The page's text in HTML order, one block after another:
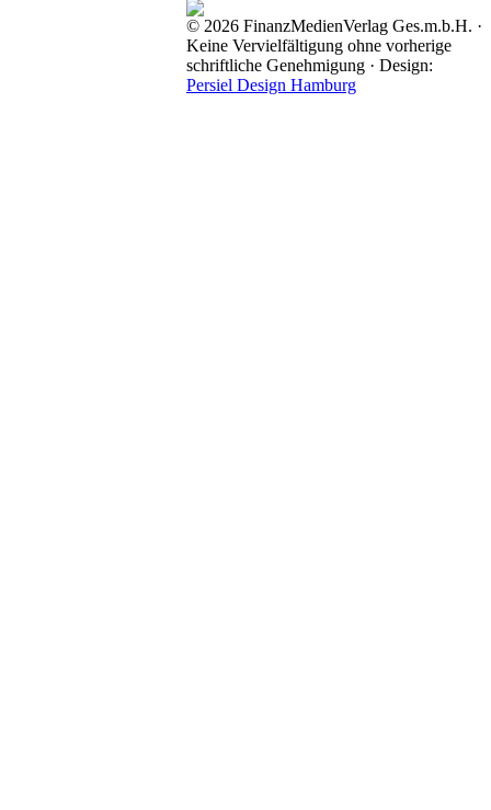
© 2026 FinanzMedienVerlag Ges.m.b.H. ·
Keine Vervielfältigung ohne vorherige
schriftliche Genehmigung · Design:
Persiel Design Hamburg